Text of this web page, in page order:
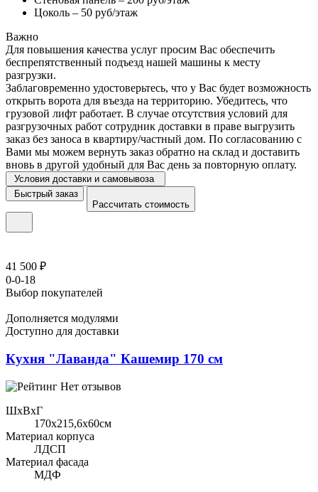
Цоколь – 50 руб/этаж
Важно
Для повышения качества услуг просим Вас обеспечить
беспрепятственный подъезд нашей машины к месту
разгрузки.
Заблаговременно удостоверьтесь, что у Вас будет возможность
открыть ворота для въезда на территорию. Убедитесь, что
грузовой лифт работает. В случае отсутствия условий для
разгрузочных работ сотрудник доставки в праве выгрузить
заказ без заноса в квартиру/частный дом. По согласованию с
Вами мы можем вернуть заказ обратно на склад и доставить
вновь в другой удобный для Вас день за повторную оплату.
Условия доставки и самовывоза
Быстрый заказ
Рассчитать стоимость
41 500 ₽
0-0-18
Выбор покупателей
Дополняется модулями
Доступно для доставки
Кухня "Лаванда" Кашемир 170 см
Нет отзывов
ШхВхГ
170x215,6х60см
Материал корпуса
ЛДСП
Материал фасада
МДФ